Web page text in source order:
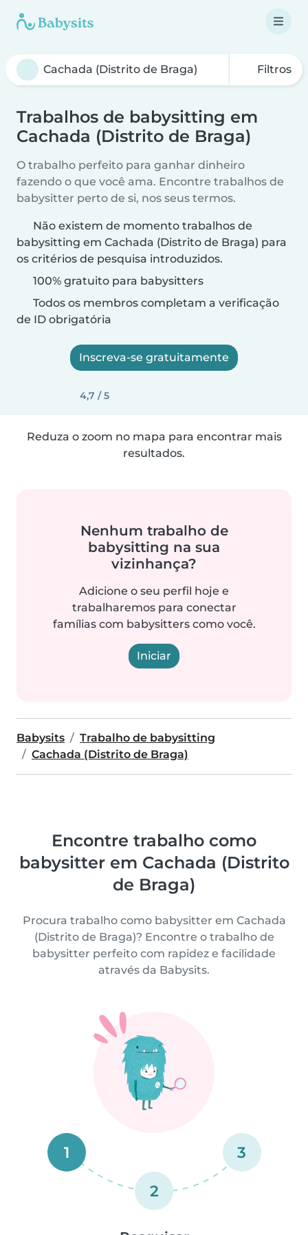
Filtros
Trabalhos de babysitting em
Cachada (Distrito de Braga)
O trabalho perfeito para ganhar dinheiro
fazendo o que você ama. Encontre trabalhos de
babysitter perto de si, nos seus termos.
Não existem de momento trabalhos de
babysitting em Cachada (Distrito de Braga) para
os critérios de pesquisa introduzidos.
100% gratuito para babysitters
Todos os membros completam a verificação
de ID obrigatória
Inscreva-se gratuitamente
4,7 / 5
Reduza o zoom no mapa para encontrar mais
resultados.
Nenhum trabalho de
babysitting na sua
vizinhança?
Adicione o seu perfil hoje e
trabalharemos para conectar
famílias com babysitters como você.
Iniciar
Babysits
Trabalho de babysitting
Cachada (Distrito de Braga)
Encontre trabalho como
babysitter em Cachada (Distrito
de Braga)
Procura trabalho como babysitter em Cachada
(Distrito de Braga)? Encontre o trabalho de
babysitter perfeito com rapidez e facilidade
através da Babysits.
1
2
3